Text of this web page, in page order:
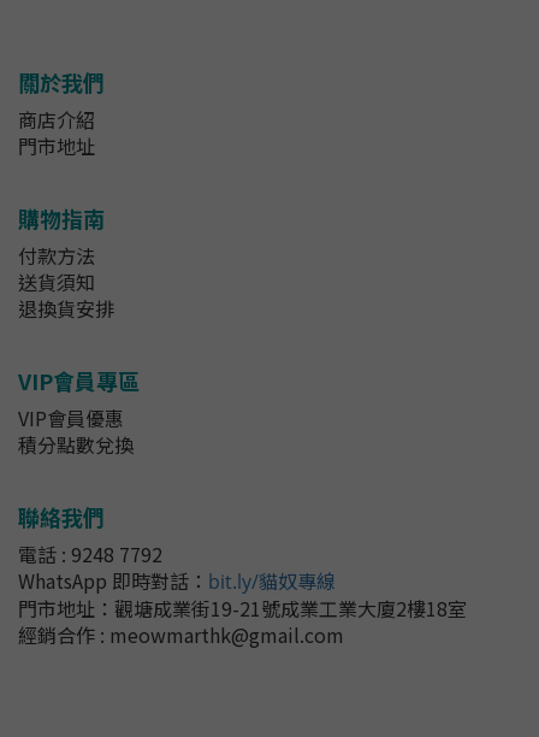
關於我們
商店介紹
門市地址
購物指南
付款方法
送貨須知
退換貨安排
VIP會員專區
VIP會員優惠
積分點數兌換
聯絡我們
電話 : 9248 7792
WhatsApp 即時對話 ： bit.ly/貓奴專線
門市地址： 觀塘成業街19-21號成業工業大廈2樓18室
經銷合作 : meowmarthk@gmail.com